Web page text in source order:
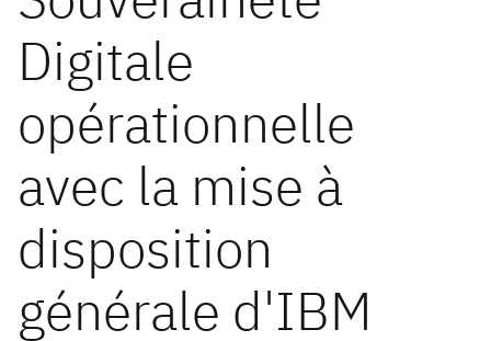
Digitale
opérationnelle
avec la mise à
disposition
générale d'IBM